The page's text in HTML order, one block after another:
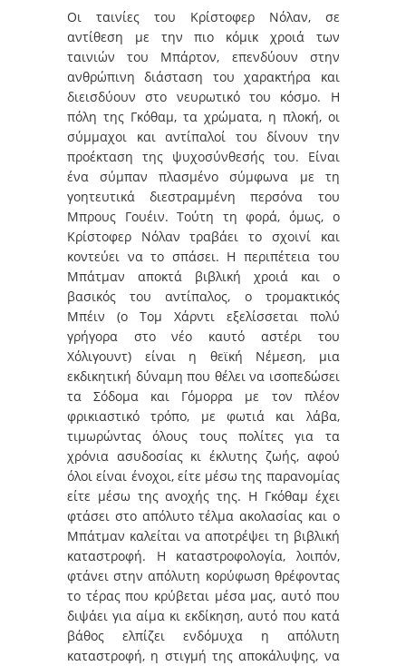
Οι ταινίες του Κρίστοφερ Νόλαν, σε
αντίθεση με την πιο κόμικ χροιά των
ταινιών του Μπάρτον, επενδύουν στην
ανθρώπινη διάσταση του χαρακτήρα και
διεισδύουν στο νευρωτικό του κόσμο. Η
πόλη της Γκόθαμ, τα χρώματα, η πλοκή, οι
σύμμαχοι και αντίπαλοί του δίνουν την
προέκταση της ψυχοσύνθεσής του. Είναι
ένα σύμπαν πλασμένο σύμφωνα με τη
γοητευτικά διεστραμμένη περσόνα του
Μπρους Γουέιν. Τούτη τη φορά, όμως, ο
Κρίστοφερ Νόλαν τραβάει το σχοινί και
κοντεύει να το σπάσει. Η περιπέτεια του
Μπάτμαν αποκτά βιβλική χροιά και ο
βασικός του αντίπαλος, ο τρομακτικός
Μπέιν (ο Τομ Χάρντι εξελίσσεται πολύ
γρήγορα στο νέο καυτό αστέρι του
Χόλιγουντ) είναι η θεϊκή Νέμεση, μια
εκδικητική δύναμη που θέλει να ισοπεδώσει
τα Σόδομα και Γόμορρα με τον πλέον
φρικιαστικό τρόπο, με φωτιά και λάβα,
τιμωρώντας όλους τους πολίτες για τα
χρόνια ασυδοσίας κι έκλυτης ζωής, αφού
όλοι είναι ένοχοι, είτε μέσω της παρανομίας
είτε μέσω της ανοχής της. Η Γκόθαμ έχει
φτάσει στο απόλυτο τέλμα ακολασίας και ο
Μπάτμαν καλείται να αποτρέψει τη βιβλική
καταστροφή. Η καταστροφολογία, λοιπόν,
φτάνει στην απόλυτη κορύφωση θρέφοντας
το τέρας που κρύβεται μέσα μας, αυτό που
διψάει για αίμα κι εκδίκηση, αυτό που κατά
βάθος ελπίζει ενδόμυχα η απόλυτη
καταστροφή, η στιγμή της αποκάλυψης, να